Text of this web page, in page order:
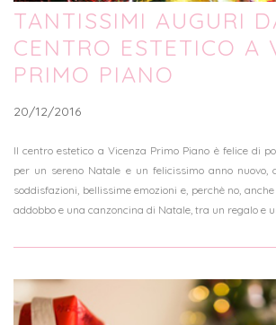
TANTISSIMI AUGURI
CENTRO ESTETICO A
PRIMO PIANO
20/12/2016
Il centro estetico a Vicenza Primo Piano è felice di
per un sereno Natale e un felicissimo anno nuovo,
soddisfazioni, bellissime emozioni e, perchè no,
addobbo e una canzoncina di Natale, tra un regalo e